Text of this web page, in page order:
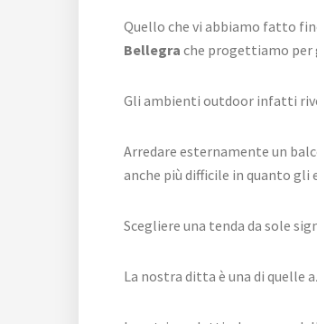
Quello che vi abbiamo fatto
Bellegra che progettiamo per
Gli ambienti outdoor infatti
Arredare esternamente un
anche più difficile in quanto
Scegliere una tenda da sole
La nostra ditta è una di quelle